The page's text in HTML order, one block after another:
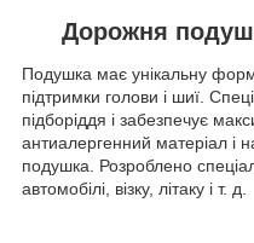
Дорожня
Подушка має унікальну
підтримки голови і шиї.
підборіддя і забезпечує
антиалергенний матеріал і
подушка. Розроблено
автомобілі, візку, літаку і т. д.